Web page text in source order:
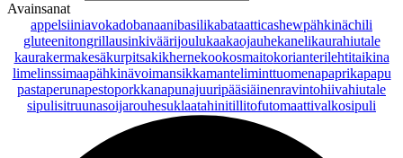
Avainsanat
appelsiiniavokadobanaanibasilikabataatticashewpähkinächili
gluteenitongrillausinkiväärijoulukaakaojauhekanelikaurahiutale
kaurakermakesäkurpitsakikhernekookosmaitokorianterilehtitaikina
limelinssimaapähkinävoimansikkamanteliminttuomenapaprikapapu
pastaperunapestoporkkanapunajuuripääsiäinenravintohiivahiutale
sipulisitruunasoijarouhesuklaatahinitillitofutomaattivalkosipuli